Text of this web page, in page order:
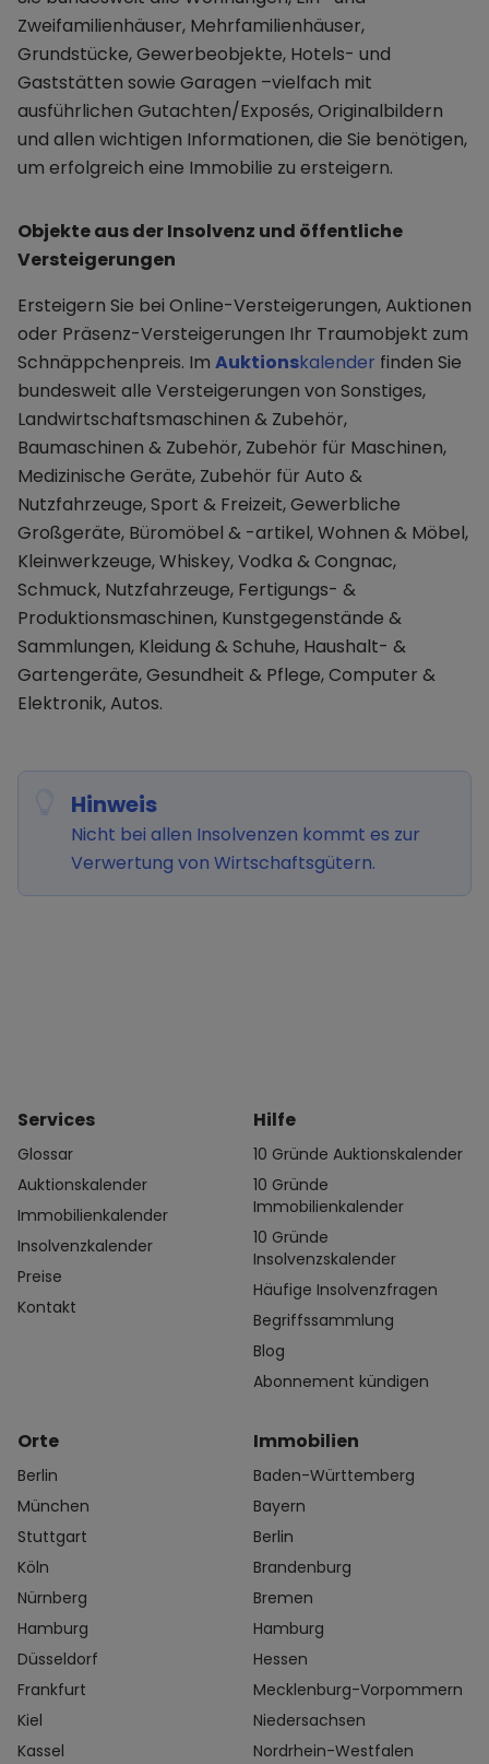
Zweifamilienhäuser, Mehrfamilienhäuser,
Grundstücke, Gewerbeobjekte, Hotels- und
Gaststätten sowie Garagen –vielfach mit
ausführlichen Gutachten/Exposés, Originalbildern
und allen wichtigen Informationen, die Sie benötigen,
um erfolgreich eine Immobilie zu ersteigern.
Objekte aus der Insolvenz und öffentliche
Versteigerungen
Ersteigern Sie bei Online-Versteigerungen, Auktionen
oder Präsenz-Versteigerungen Ihr Traumobjekt zum
Schnäppchenpreis. Im Auktionskalender finden Sie
bundesweit alle Versteigerungen von Sonstiges,
Landwirtschaftsmaschinen & Zubehör,
Baumaschinen & Zubehör, Zubehör für Maschinen,
Medizinische Geräte, Zubehör für Auto &
Nutzfahrzeuge, Sport & Freizeit, Gewerbliche
Großgeräte, Büromöbel & -artikel, Wohnen & Möbel,
Kleinwerkzeuge, Whiskey, Vodka & Congnac,
Schmuck, Nutzfahrzeuge, Fertigungs- &
Produktionsmaschinen, Kunstgegenstände &
Sammlungen, Kleidung & Schuhe, Haushalt- &
Gartengeräte, Gesundheit & Pflege, Computer &
Elektronik, Autos.
Hinweis
Nicht bei allen Insolvenzen kommt es zur
Verwertung von Wirtschaftsgütern.
Services
Glossar
Auktionskalender
Immobilienkalender
Insolvenzkalender
Preise
Kontakt
Hilfe
10 Gründe Auktionskalender
10 Gründe
Immobilienkalender
10 Gründe
Insolvenzskalender
Häufige Insolvenzfragen
Begriffssammlung
Blog
Abonnement kündigen
Orte
Berlin
München
Stuttgart
Köln
Nürnberg
Hamburg
Düsseldorf
Frankfurt
Kiel
Kassel
Immobilien
Baden-Württemberg
Bayern
Berlin
Brandenburg
Bremen
Hamburg
Hessen
Mecklenburg-Vorpommern
Niedersachsen
Nordrhein-Westfalen